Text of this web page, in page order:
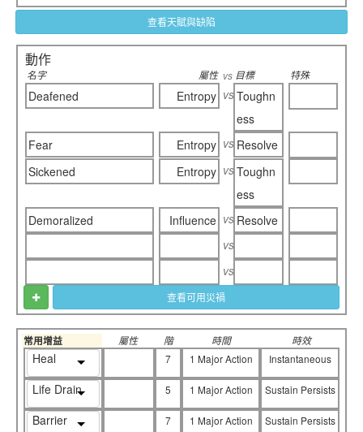
查看天賦與缺陷
動作
名字 屬性 vs 目標 特殊
Deafened Entropy vs Toughn
ess
Fear
Entropy vs Resolve
Sickened
Entropy vs Toughn
ess
Demoralized
Influence vs Resolve
vs
vs
查看可用災禍
常用增益 屬性 階 時間 時效
Heal 7 1 Major Action Instantaneous
Life Drain 5 1 Major Action Sustain Persists
Barrier 7 1 Major Action Sustain Persists